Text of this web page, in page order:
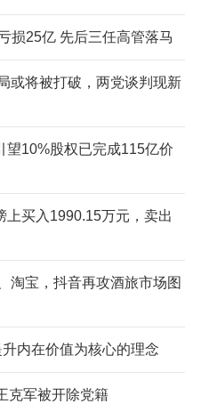
损25亿 先后三任高管落马
或将被打破，两党谈判现新
望10%股权已完成115亿价
上买入1990.15万元，卖出
淘宝，抖音再攻酒旅市场图
内在价值为核心的理念
克军被开除党籍